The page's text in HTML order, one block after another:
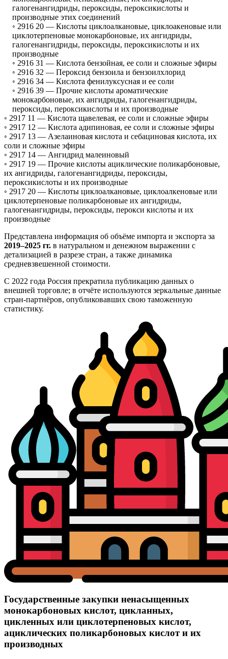
галогенангидриды, пероксиды, пероксикислоты и
производные этих соединений
◦ 2916 20 — Кислоты циклоалкановые, циклоакеновые или
циклотерпеновые монокарбоновые, их ангидриды,
галогенангидриды, пероксиды, пероксикислоты и их
производные
◦ 2916 31 — Кислота бензойная, ее соли и сложные эфиры
◦ 2916 32 — Пероксид бензоила и бензоилхлорид
◦ 2916 34 — Кислота фенилуксусная и ее соли
◦ 2916 39 — Прочие кислоты ароматические
монокарбоновые, их ангидриды, галогенангидриды,
пероксиды, пероксикислоты и их производные
◦ 2917 11 — Кислота щавелевая, ее соли и сложные эфиры
◦ 2917 12 — Кислота адипиновая, ее соли и сложные эфиры
◦ 2917 13 — Азелаиновая кислота и себациновая кислота, их
соли и сложные эфиры
◦ 2917 14 — Ангидрид малеиновый
◦ 2917 19 — Прочие кислоты ациклические поликарбоновые,
их ангидриды, галогенангидриды, пероксиды,
пероксикислоты и их производные
◦ 2917 20 — Кислоты циклоалкановые, циклоалкеновые или
циклотерпеновые поликарбоновые их ангидриды,
галогенангидриды, пероксиды, перокси кислоты и их
производные
Представлена информация об объёме импорта и экспорта за
2019–2025 гг. в натуральном и денежном выражении с
детализацией в разрезе стран, а также динамика
средневзвешенной стоимости.
С 2022 года Россия прекратила публикацию данных о
внешней торговле; в отчёте используются зеркальные данные
стран-партнёров, опубликовавших свою таможенную
статистику.
Государственные закупки ненасыщенных
монокарбоновых кислот, цикланных,
цикленных или циклотерпеновых кислот,
ациклических поликарбоновых кислот и их
производных